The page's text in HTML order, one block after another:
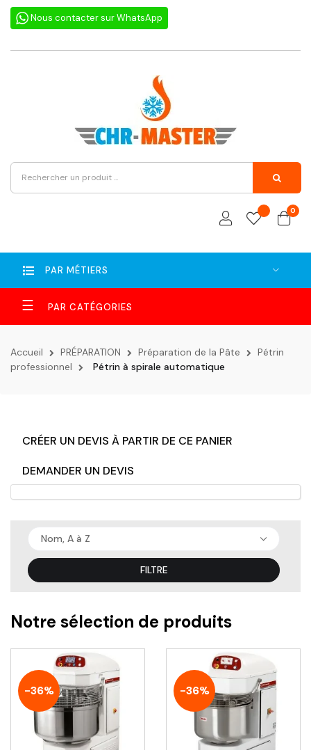
Nous contacter sur WhatsApp
0
PAR MÉTIERS
Basculer
la
navigation
☰
Accueil PRÉPARATION Préparation de la Pâte
Pétrin
professionnel
Pétrin à spirale automatique
CRÉER UN DEVIS À PARTIR DE CE PANIER
DEMANDER UN DEVIS
Nom, A à Z
FILTRE
Notre sélection de produits
-36% -36%